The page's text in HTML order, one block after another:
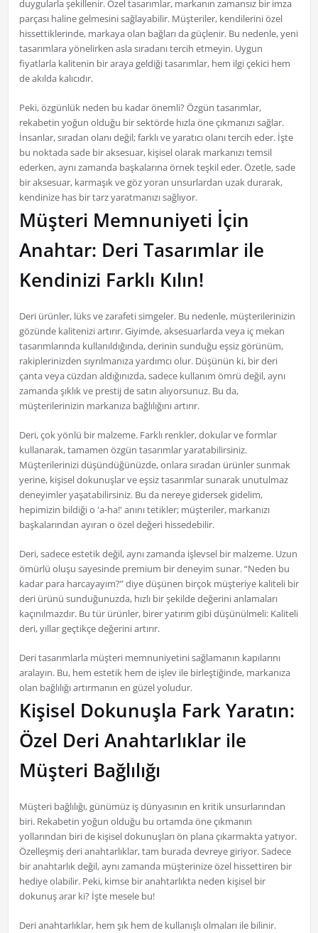
duygularla şekillenir. Özel tasarımlar, markanın zamansız bir imza
parçası haline gelmesini sağlayabilir. Müşteriler, kendilerini özel
hissettiklerinde, markaya olan bağları da güçlenir. Bu nedenle, yeni
tasarımlara yönelirken asla sıradanı tercih etmeyin. Uygun
fiyatlarla kalitenin bir araya geldiği tasarımlar, hem ilgi çekici hem
de akılda kalıcıdır.
Peki, özgünlük neden bu kadar önemli? Özgün tasarımlar,
rekabetin yoğun olduğu bir sektörde hızla öne çıkmanızı sağlar.
İnsanlar, sıradan olanı değil; farklı ve yaratıcı olanı tercih eder. İşte
bu noktada sade bir aksesuar, kişisel olarak markanızı temsil
ederken, aynı zamanda başkalarına örnek teşkil eder. Özetle, sade
bir aksesuar, karmaşık ve göz yoran unsurlardan uzak durarak,
kendinize has bir tarz yaratmanızı sağlıyor.
Müşteri Memnuniyeti İçin
Anahtar: Deri Tasarımlar ile
Kendinizi Farklı Kılın!
Deri ürünler, lüks ve zarafeti simgeler. Bu nedenle, müşterilerinizin
gözünde kalitenizi artırır. Giyimde, aksesuarlarda veya iç mekan
tasarımlarında kullanıldığında, derinin sunduğu eşsiz görünüm,
rakiplerinizden sıyrılmanıza yardımcı olur. Düşünün ki, bir deri
çanta veya cüzdan aldığınızda, sadece kullanım ömrü değil, aynı
zamanda şıklık ve prestij de satın alıyorsunuz. Bu da,
müşterilerinizin markanıza bağlılığını artırır.
Deri, çok yönlü bir malzeme. Farklı renkler, dokular ve formlar
kullanarak, tamamen özgün tasarımlar yaratabilirsiniz.
Müşterilerinizi düşündüğünüzde, onlara sıradan ürünler sunmak
yerine, kişisel dokunuşlar ve eşsiz tasarımlar sunarak unutulmaz
deneyimler yaşatabilirsiniz. Bu da nereye gidersek gidelim,
hepimizin bildiği o 'a-ha!' anını tetikler; müşteriler, markanızı
başkalarından ayıran o özel değeri hissedebilir.
Deri, sadece estetik değil, aynı zamanda işlevsel bir malzeme. Uzun
ömürlü oluşu sayesinde premium bir deneyim sunar. “Neden bu
kadar para harcayayım?” diye düşünen birçok müşteriye kaliteli bir
deri ürünü sunduğunuzda, hızlı bir şekilde değerini anlamaları
kaçınılmazdır. Bu tür ürünler, birer yatırım gibi düşünülmeli: Kaliteli
deri, yıllar geçtikçe değerini artırır.
Deri tasarımlarla müşteri memnuniyetini sağlamanın kapılarını
aralayın. Bu, hem estetik hem de işlev ile birleştiğinde, markanıza
olan bağlılığı artırmanın en güzel yoludur.
Kişisel Dokunuşla Fark Yaratın:
Özel Deri Anahtarlıklar ile
Müşteri Bağlılığı
Müşteri bağlılığı, günümüz iş dünyasının en kritik unsurlarından
biri. Rekabetin yoğun olduğu bu ortamda öne çıkmanın
yollarından biri de kişisel dokunuşları ön plana çıkarmakta yatıyor.
Özelleşmiş deri anahtarlıklar, tam burada devreye giriyor. Sadece
bir anahtarlık değil, aynı zamanda müşterinize özel hissettiren bir
hediye olabilir. Peki, kimse bir anahtarlıkta neden kişisel bir
dokunuş arar ki? İşte mesele bu!
Deri anahtarlıklar, hem şık hem de kullanışlı olmaları ile bilinir.